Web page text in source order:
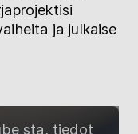
ja julkaise
sta, tiedot